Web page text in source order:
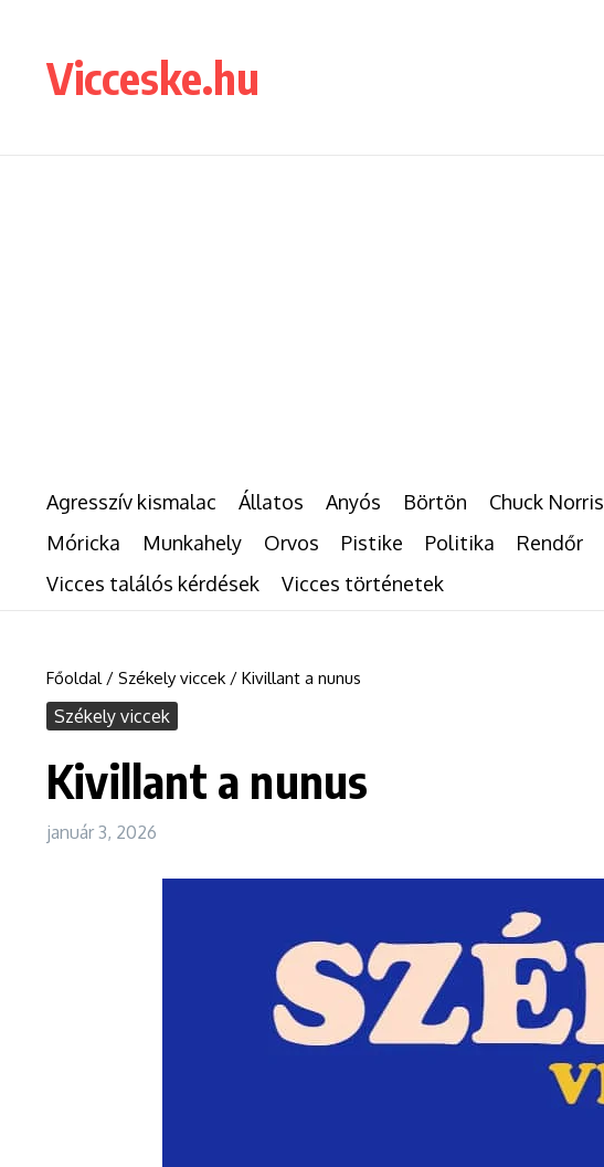
Vicceske.hu
Agresszív kismalac Állatos Anyós Börtön Chuck Norris
Móricka
Munkahely Orvos Pistike Politika Rendőr
Vicces találós kérdések
Vicces történetek
Főoldal/ Székely viccek/ Kivillant a nunus
Székely viccek
Kivillant a nunus
január 3, 2026